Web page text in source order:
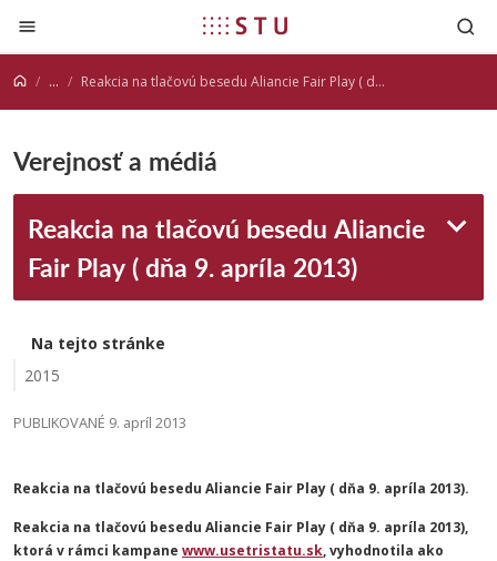
Prejsť na obsah
... Reakcia na tlačovú besedu Aliancie Fair Play ( dňa 9. apríla 2013)
Verejnosť a médiá
Reakcia na tlačovú besedu Aliancie
Fair Play ( dňa 9. apríla 2013)
Na tejto stránke
2015
PUBLIKOVANÉ 9. apríl 2013
Reakcia na tlačovú besedu Aliancie Fair Play ( dňa 9. apríla 2013).
Reakcia na tlačovú besedu Aliancie Fair Play ( dňa 9. apríla 2013),
ktorá v rámci kampane www.usetristatu.sk, vyhodnotila ako